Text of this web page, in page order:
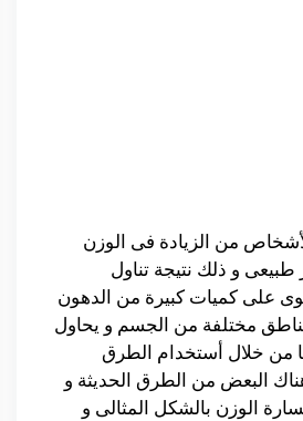
من الزيادة فى الوزن
طبيعى و ذلك نتيجة تناول
على كميات كبيرة من الدهون
مختلفة من الجسم و يحاول
من خلال أستخدام الطرق
البعض من الطرق الحديثة و
الوزن بالشكل المثالى و